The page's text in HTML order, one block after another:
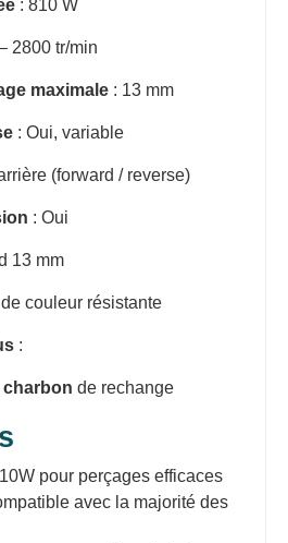
: 810 W
2800 tr/min
maximale : 13 mm
: Oui, variable
(forward / reverse)
: Oui
13 mm
couleur résistante
:
charbon de rechange
pour perçages efficaces
avec la majorité des